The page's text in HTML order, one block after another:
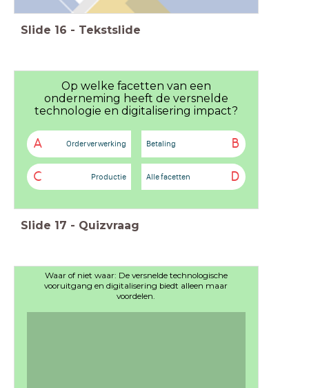
Slide 16 - Tekstslide
Op welke facetten van een
onderneming heeft de versnelde
technologie en digitalisering impact?
A Orderverwerking B
Betaling
C Productie D
Alle facetten
Slide 17 - Quizvraag
Waar of niet waar: De versnelde technologische
vooruitgang en digitalisering biedt alleen maar
voordelen.